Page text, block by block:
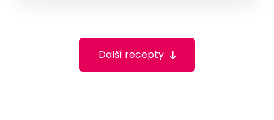
Další recepty